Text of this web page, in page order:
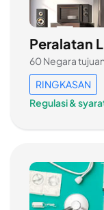
Peralatan
60 Negara tujuan
RINGKASAN
Regulasi &